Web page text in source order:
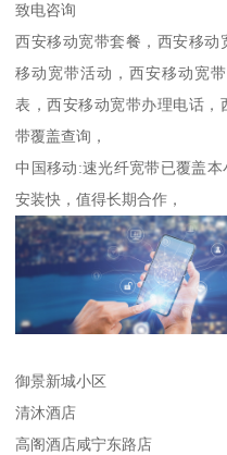
致电咨询
西安移动宽带套餐，西安移动
移动宽带活动，西安移动宽
表，西安移动宽带办理电话
带覆盖查询，
中国移动:速光纤宽带已覆盖本
安装快，值得长期合作，
御景新城小区
清沐酒店
高阁酒店咸宁东路店